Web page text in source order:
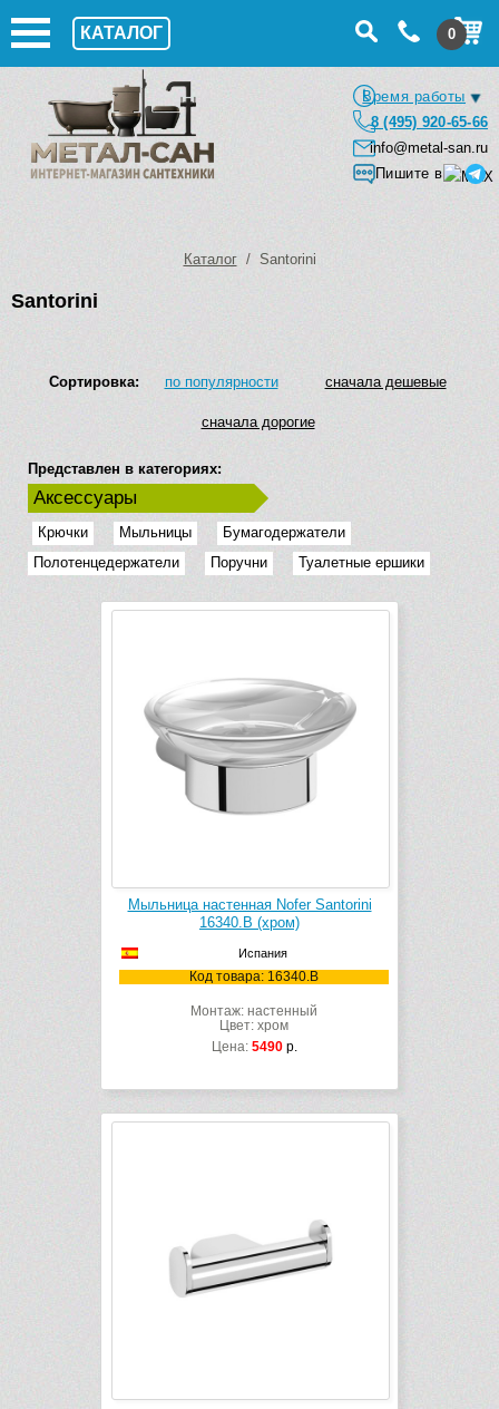
КАТАЛОГ 0
Время работы
8 (495) 920-65-66
info@metal-san.ru
Пишите в
Каталог/ Santorini
Santorini
Сортировка: по популярности сначала дешевые
сначала дорогие
Представлен в категориях:
Аксессуары
Крючки Мыльницы
Бумагодержатели
Полотенцедержатели
Поручни Туалетные ершики
Мыльница настенная Nofer Santorini
16340.B (хром)
Испания
Код товара: 16340.B
Монтаж: настенный
Цвет: хром
Цена: 5490р.